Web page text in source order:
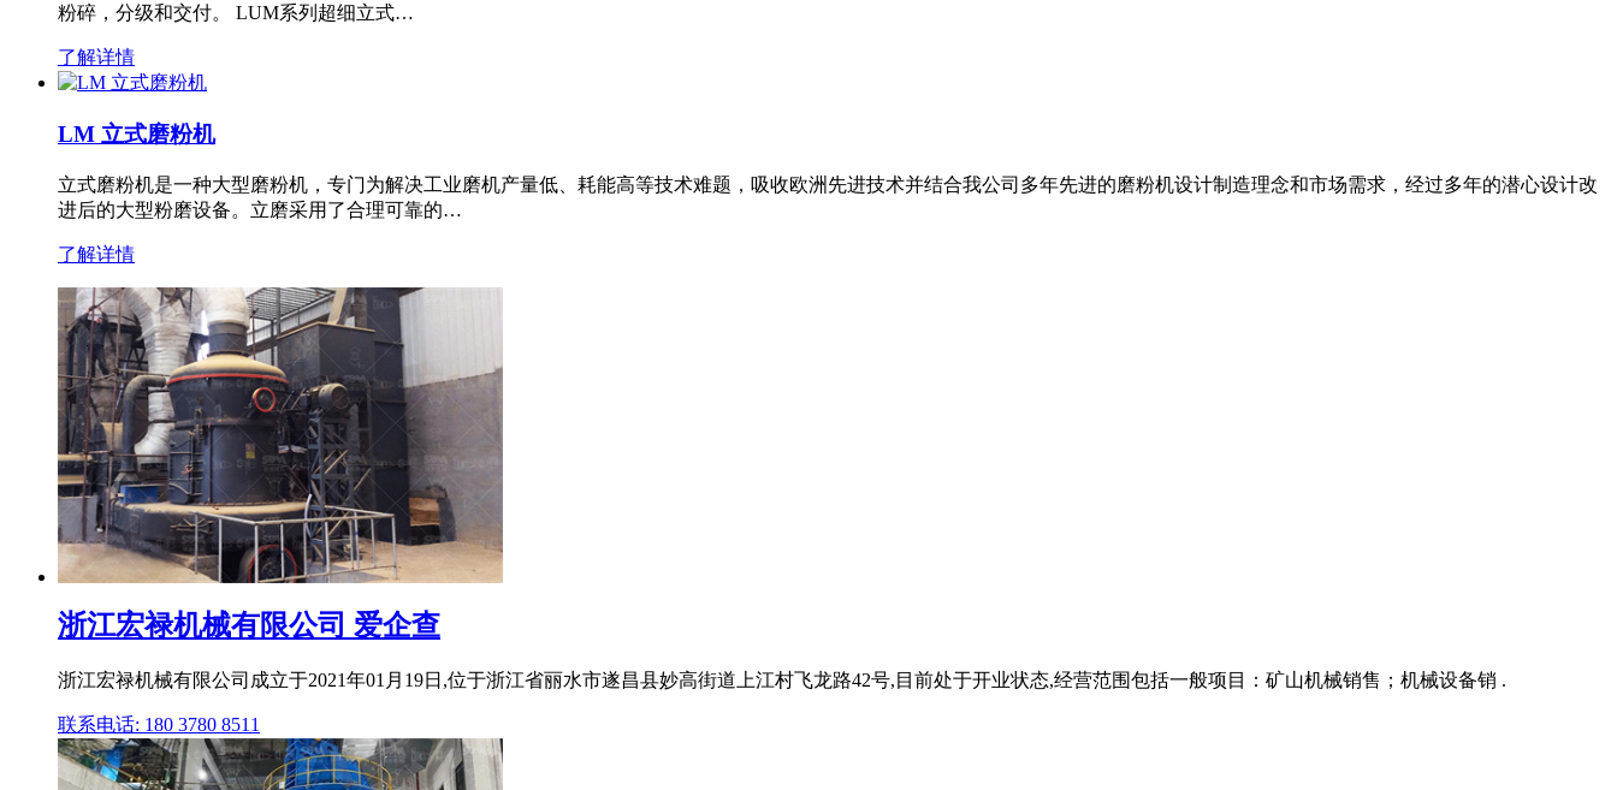
粉碎，分级和交付。 LUM系列超细立式…
了解详情
LM 立式磨粉机
立式磨粉机是一种大型磨粉机，专门为解决工业磨机产量低、耗能高等技术难题，吸收欧洲先进技术并结合我公司多年先进的磨粉机设计制造理念和市场需求，经过多年的潜心设计改
进后的大型粉磨设备。立磨采用了合理可靠的…
了解详情
浙江宏禄机械有限公司 爱企查
浙江宏禄机械有限公司成立于2021年01月19日,位于浙江省丽水市遂昌县妙高街道上江村飞龙路42号,目前处于开业状态,经营范围包括一般项目：矿山机械销售；机械设备销 .
联系电话: 180 3780 8511